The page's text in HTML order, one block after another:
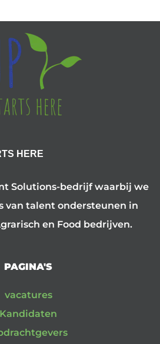
HERE
Solutions-bedrijf waarbij we
van talent ondersteunen in
en Food bedrijven.
PAGINA'S
vacatures
Kandidaten